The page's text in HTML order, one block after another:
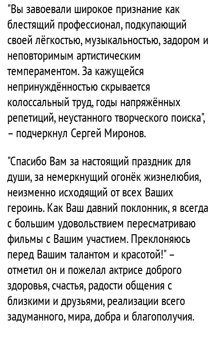
"Вы завоевали широкое признание как
блестящий профессионал, подкупающий
своей лёгкостью, музыкальностью, задором и
неповторимым артистическим
темпераментом. За кажущейся
непринуждённостью скрывается
колоссальный труд, годы напряжённых
репетиций, неустанного творческого поиска",
– подчеркнул Сергей Миронов.
"Спасибо Вам за настоящий праздник для
души, за немеркнущий огонёк жизнелюбия,
неизменно исходящий от всех Ваших
героинь. Как Ваш давний поклонник, я всегда
с большим удовольствием пересматриваю
фильмы с Вашим участием. Преклоняюсь
перед Вашим талантом и красотой!" –
отметил он и пожелал актрисе доброго
здоровья, счастья, радости общения с
близкими и друзьями, реализации всего
задуманного, мира, добра и благополучия.